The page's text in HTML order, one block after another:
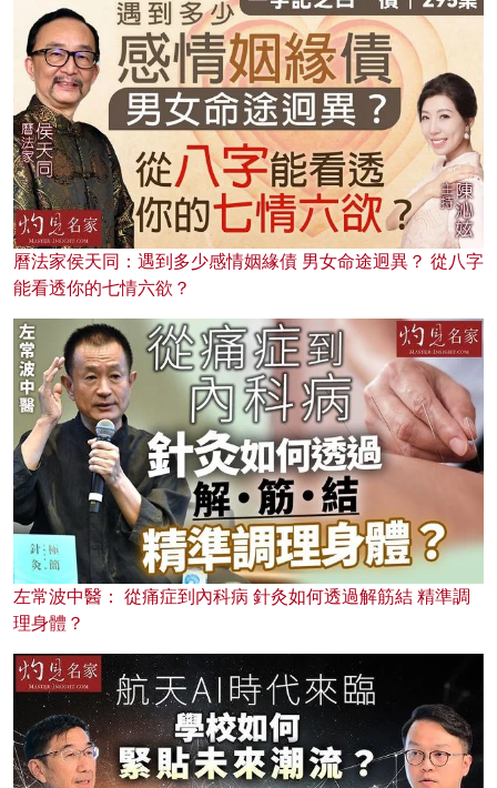
曆法家侯天同：遇到多少感情姻緣債 男女命途迥異？ 從八字
能看透你的七情六欲？
左常波中醫： 從痛症到內科病 針灸如何透過解筋結 精準調
理身體？